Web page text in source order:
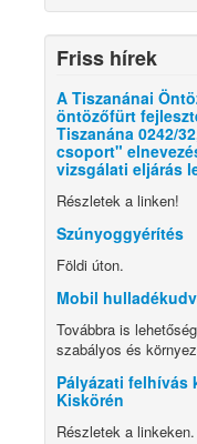
Friss hírek
A Tiszanánai
öntözőfürt
Tiszanána 0242/
csoport"
vizsgálati eljárás
Részletek a linken!
Szúnyoggyérítés
Földi úton.
Mobil
Továbbra is
szabályos és
Pályázati felhívás
Kiskörén
Részletek a linkeken.